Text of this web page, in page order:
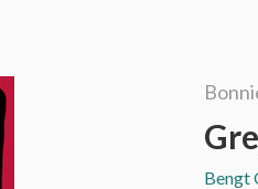
Bengt